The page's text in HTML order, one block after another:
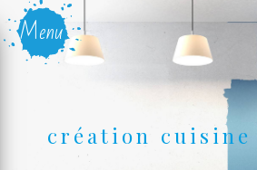
Menu
création cuisine
Panneau de gestion des cookies